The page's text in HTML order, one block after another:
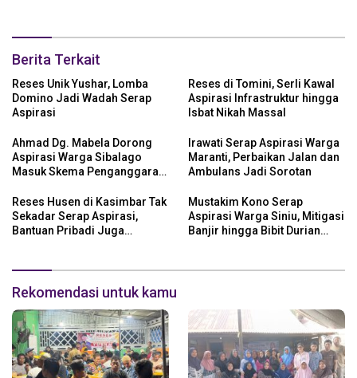
Berita Terkait
Reses Unik Yushar, Lomba
Domino Jadi Wadah Serap
Aspirasi
Reses di Tomini, Serli Kawal
Aspirasi Infrastruktur hingga
Isbat Nikah Massal
Ahmad Dg. Mabela Dorong
Aspirasi Warga Sibalago
Masuk Skema Penganggaran
Irawati Serap Aspirasi Warga
Maranti, Perbaikan Jalan dan
Ambulans Jadi Sorotan
Reses Husen di Kasimbar Tak
Sekadar Serap Aspirasi,
Bantuan Pribadi Juga
Mustakim Kono Serap
Aspirasi Warga Siniu, Mitigasi
Banjir hingga Bibit Durian
Rekomendasi untuk kamu